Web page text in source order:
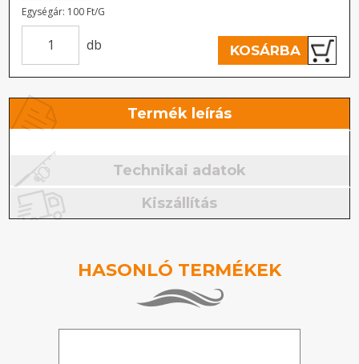
Egységár: 100 Ft/G
db KOSÁRBA
Termék leírás
Technikai adatok
Kiszállítás
HASONLÓ TERMÉKEK